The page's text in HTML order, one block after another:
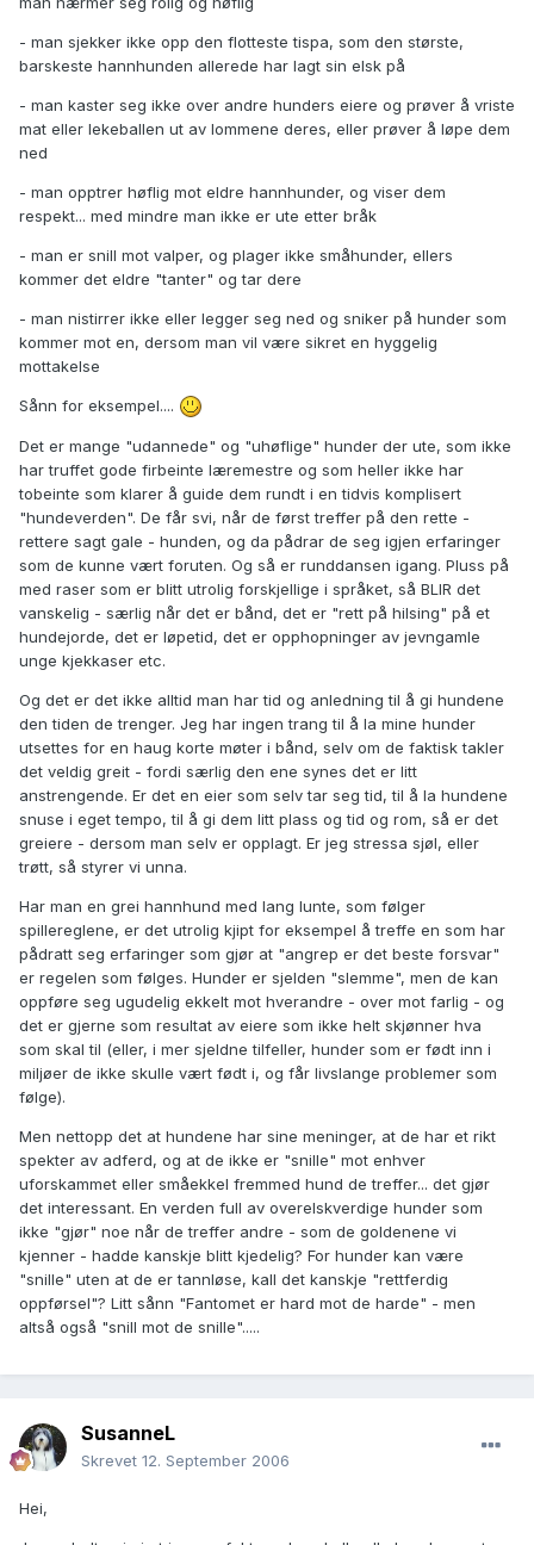
- man sjekker ikke opp den flotteste tispa, som den største,
barskeste hannhunden allerede har lagt sin elsk på
- man kaster seg ikke over andre hunders eiere og prøver å vriste
mat eller lekeballen ut av lommene deres, eller prøver å løpe dem
ned
- man opptrer høflig mot eldre hannhunder, og viser dem
respekt... med mindre man ikke er ute etter bråk
- man er snill mot valper, og plager ikke småhunder, ellers
kommer det eldre "tanter" og tar dere
- man nistirrer ikke eller legger seg ned og sniker på hunder som
kommer mot en, dersom man vil være sikret en hyggelig
mottakelse
Sånn for eksempel....
Det er mange "udannede" og "uhøflige" hunder der ute, som ikke
har truffet gode firbeinte læremestre og som heller ikke har
tobeinte som klarer å guide dem rundt i en tidvis komplisert
"hundeverden". De får svi, når de først treffer på den rette -
rettere sagt gale - hunden, og da pådrar de seg igjen erfaringer
som de kunne vært foruten. Og så er runddansen igang. Pluss på
med raser som er blitt utrolig forskjellige i språket, så BLIR det
vanskelig - særlig når det er bånd, det er "rett på hilsing" på et
hundejorde, det er løpetid, det er opphopninger av jevngamle
unge kjekkaser etc.
Og det er det ikke alltid man har tid og anledning til å gi hundene
den tiden de trenger. Jeg har ingen trang til å la mine hunder
utsettes for en haug korte møter i bånd, selv om de faktisk takler
det veldig greit - fordi særlig den ene synes det er litt
anstrengende. Er det en eier som selv tar seg tid, til å la hundene
snuse i eget tempo, til å gi dem litt plass og tid og rom, så er det
greiere - dersom man selv er opplagt. Er jeg stressa sjøl, eller
trøtt, så styrer vi unna.
Har man en grei hannhund med lang lunte, som følger
spillereglene, er det utrolig kjipt for eksempel å treffe en som har
pådratt seg erfaringer som gjør at "angrep er det beste forsvar"
er regelen som følges. Hunder er sjelden "slemme", men de kan
oppføre seg ugudelig ekkelt mot hverandre - over mot farlig - og
det er gjerne som resultat av eiere som ikke helt skjønner hva
som skal til (eller, i mer sjeldne tilfeller, hunder som er født inn i
miljøer de ikke skulle vært født i, og får livslange problemer som
følge).
Men nettopp det at hundene har sine meninger, at de har et rikt
spekter av adferd, og at de ikke er "snille" mot enhver
uforskammet eller småekkel fremmed hund de treffer... det gjør
det interessant. En verden full av overelskverdige hunder som
ikke "gjør" noe når de treffer andre - som de goldenene vi
kjenner - hadde kanskje blitt kjedelig? For hunder kan være
"snille" uten at de er tannløse, kall det kanskje "rettferdig
oppførsel"? Litt sånn "Fantomet er hard mot de harde" - men
altså også "snill mot de snille".....
SusanneL
Skrevet 12. September 2006
Hei,